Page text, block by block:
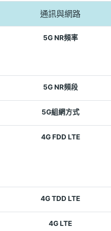
通訊與網路
5G NR頻率
5G NR頻段
5G組網方式
4G FDD LTE
4G TDD LTE
4G LTE